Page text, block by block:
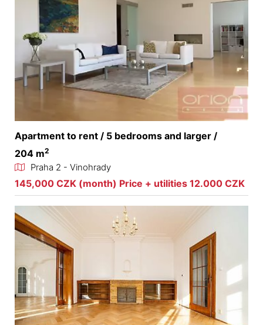
Apartment to rent / 5 bedrooms and larger /
204 m2
Praha 2 - Vinohrady
145,000 CZK (month) Price + utilities 12.000 CZK